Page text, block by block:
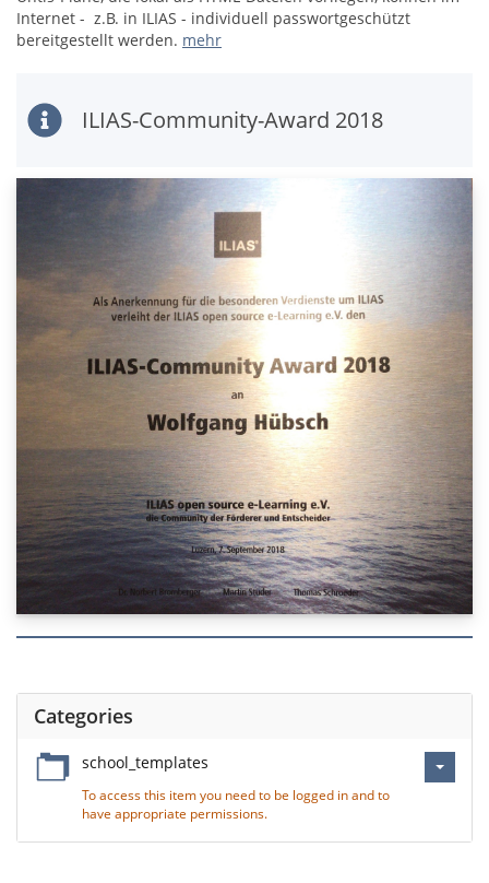
Internet - z.B. in ILIAS - individuell passwortgeschützt
bereitgestellt werden. mehr
ILIAS-Community-Award 2018
Categories
school_templates
To access this item you need to be logged in and to
have appropriate permissions.